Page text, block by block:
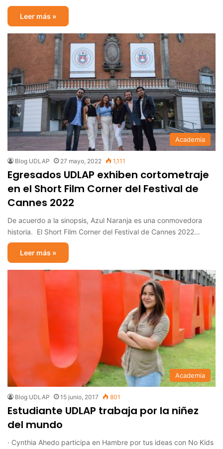
Leer más »
Academia
Blog UDLAP 27 mayo, 2022 1,111
Egresados UDLAP exhiben cortometraje
en el Short Film Corner del Festival de
Cannes 2022
De acuerdo a la sinopsis, Azul Naranja es una conmovedora
historia. El Short Film Corner del Festival de Cannes 2022…
Leer más »
Academia
Blog UDLAP 15 junio, 2017 801
Estudiante UDLAP trabaja por la niñez
del mundo
· Cynthia Ahedo participa en Hambre por tus ideas con No Kids